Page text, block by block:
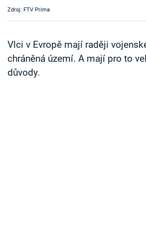
Časopis
Přihlášení
Zdroj: FTV Prima
Vlci v Evropě mají raději
chráněná území. A mají pro to
důvody.